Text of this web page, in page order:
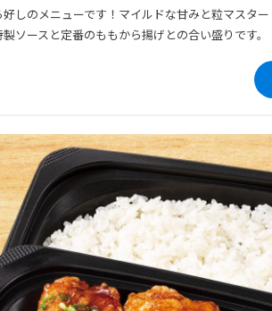
しのメニューです！マイルドな甘みと粒マスター
ソースと定番のももから揚げとの合い盛りです。